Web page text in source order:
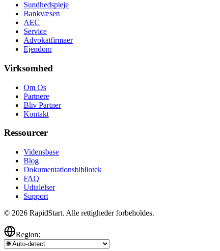
Sundhedspleje
Bankvæsen
AEC
Service
Advokatfirmaer
Ejendom
Virksomhed
Om Os
Partnere
Bliv Partner
Kontakt
Ressourcer
Vidensbase
Blog
Dokumentationsbibliotek
FAQ
Udtalelser
Support
© 2026 RapidStart. Alle rettigheder forbeholdes.
Region: